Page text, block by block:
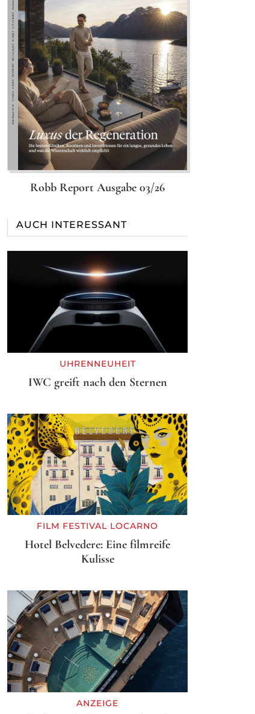
Robb Report Ausgabe 03/26
AUCH INTERESSANT
UHRENNEUHEIT
IWC greift nach den Sternen
FILM FESTIVAL LOCARNO
Hotel Belvedere: Eine filmreife
Kulisse
ANZEIGE